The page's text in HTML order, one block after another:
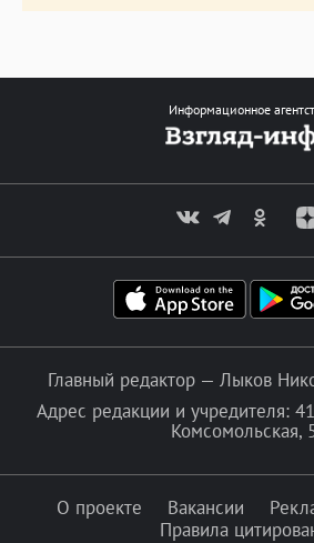
Информационное
Главный редактор — Лыков
Адрес редакции и учредителя:
Комсомольская,
О проекте Вакансии
Правила